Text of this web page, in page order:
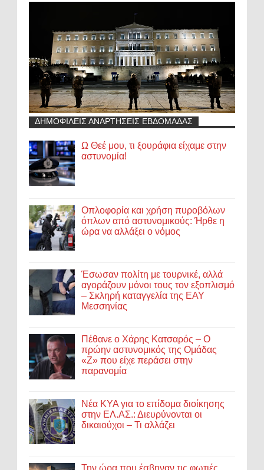
ΔΗΜΟΦΙΛΕΙΣ ΑΝΑΡΤΗΣΕΙΣ ΕΒΔΟΜΑΔΑΣ
Ω Θεέ μου, τι ξουράφια είχαμε στην
αστυνομία!
Οπλοφορία και χρήση πυροβόλων
όπλων από αστυνομικούς: Ήρθε η
ώρα να αλλάξει ο νόμος
Έσωσαν πολίτη με τουρνικέ, αλλά
αγοράζουν μόνοι τους τον εξοπλισμό
– Σκληρή καταγγελία της ΕΑΥ
Μεσσηνίας
Πέθανε ο Χάρης Κατσαρός – Ο
πρώην αστυνομικός της Ομάδας
«Ζ» που είχε περάσει στην
παρανομία
Νέα ΚΥΑ για το επίδομα διοίκησης
στην ΕΛ.ΑΣ.: Διευρύνονται οι
δικαιούχοι – Τι αλλάζει